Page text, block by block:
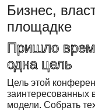
Бизнес,
площадке
Пришло
одна цель
Цель этой
заинтересованных
модели. Собрать